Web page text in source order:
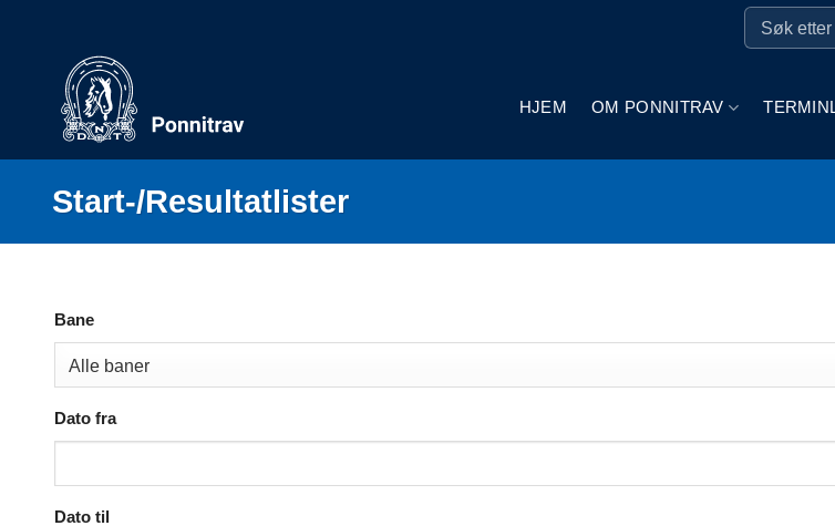
HJEM OM PONNITRAV
Start-/Resultatlister
Bane
Dato fra
Dato til